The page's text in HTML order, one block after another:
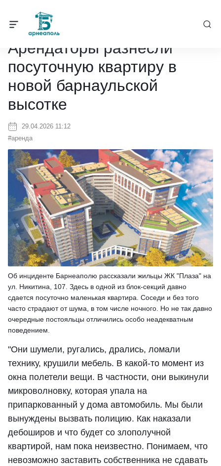
Барнеаполь / Арендаторы разнесли посуточную
Арендаторы разнесли
посуточную квартиру в
новой барнаульской
высотке
29.04.2026 11:12
#аренда
Об инциденте Барнеаполю рассказали жильцы ЖК "Плаза" на
ул. Никитина, 107. Здесь в одной из блок-секций давно
сдается посуточно маленькая квартира. Соседи и без того
часто страдают от шума, в том числе ночного. Но не так давно
очередные постояльцы отличились особо неадекватным
поведением.
"Они шумели, ругались, дрались, ломали
технику, крушили мебель. В какой-то момент из
окна полетели вещи. В частности, они выкинули
микроволновку, которая упала на
припаркованный у дома автомобиль. Мы были
вынуждены вызвать полицию. Как наказали
дебоширов и что будет со злополучной
квартирой, нам пока неизвестно. Понимаем, что
невозможно заставить собственника не сдавать